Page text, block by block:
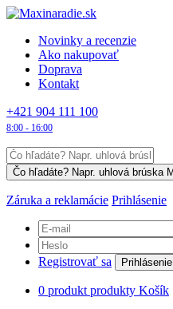
Novinky a recenzie
Ako nakupovať
Doprava
Kontakt
+421 904 111 100
8:00 - 16:00
Záruka a reklamácie Prihlásenie
Registrovať sa Prihlásenie
0 produkt produkty Košík